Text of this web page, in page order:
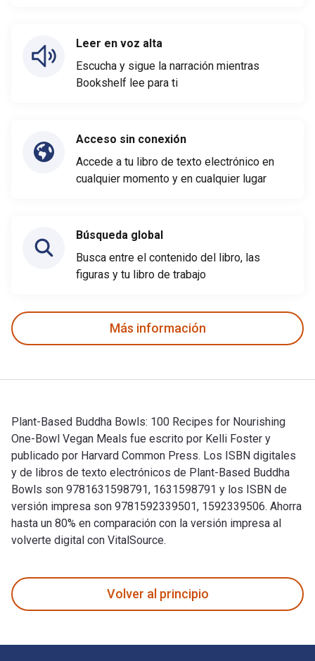
Leer en voz alta
Escucha y sigue la narración mientras
Bookshelf lee para ti
Acceso sin conexión
Accede a tu libro de texto electrónico en
cualquier momento y en cualquier lugar
Búsqueda global
Busca entre el contenido del libro, las
figuras y tu libro de trabajo
Más información
Plant-Based Buddha Bowls: 100 Recipes for Nourishing
One-Bowl Vegan Meals fue escrito por Kelli Foster y
publicado por Harvard Common Press. Los ISBN digitales
y de libros de texto electrónicos de Plant-Based Buddha
Bowls son 9781631598791, 1631598791 y los ISBN de
versión impresa son 9781592339501, 1592339506. Ahorra
hasta un 80% en comparación con la versión impresa al
volverte digital con VitalSource.
Volver al principio